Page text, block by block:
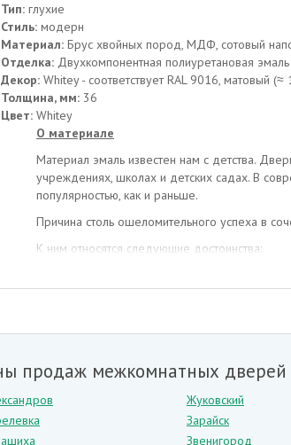
Тип: глухие
Стиль: модерн
Материал: Брус хвойных пород, МДФ, сотовый
Отделка: Двухкомпонентная полиуретановая эмаль
Декор: Whitey - соответствует RAL 9016, матовый (≈
Толщина, мм: 36
Цвет: Whitey
О материале
Материал эмаль известен нам с детства.
учреждениях, школах и детских садах. В
популярностью, как и раньше.
Причина столь ошеломительного успеха в
К ним относятся следующие достоинства:
– подобные модели отличаются длительным
классическом стиле и активно применяются в
Особенности строения
В качестве каркаса используются прочные
продаж межкомнатных дверей
Жуковский
Зарайск
Звенигород